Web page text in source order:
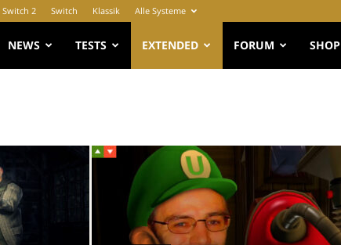
Switch 2 Switch Klassik Alle Systeme
MANIAC.de
NEWS TESTS EXTENDED FORUM SHOP